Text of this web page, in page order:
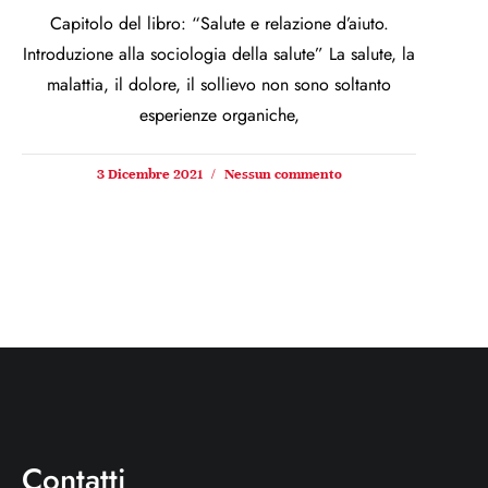
Capitolo del libro: “Salute e relazione d’aiuto.
Introduzione alla sociologia della salute” La salute, la
malattia, il dolore, il sollievo non sono soltanto
esperienze organiche,
3 Dicembre 2021 Nessun commento